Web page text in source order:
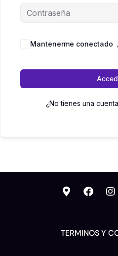
Mantenerme conectado
¿No tienes una
TERMINOS Y